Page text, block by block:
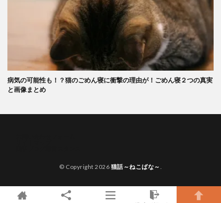
病気の可能性も！？猫のごめん寝に衝撃の理由が！ごめん寝２つの真実
と画像まとめ
© Copyright 2026 猫話～ねこばな～ .